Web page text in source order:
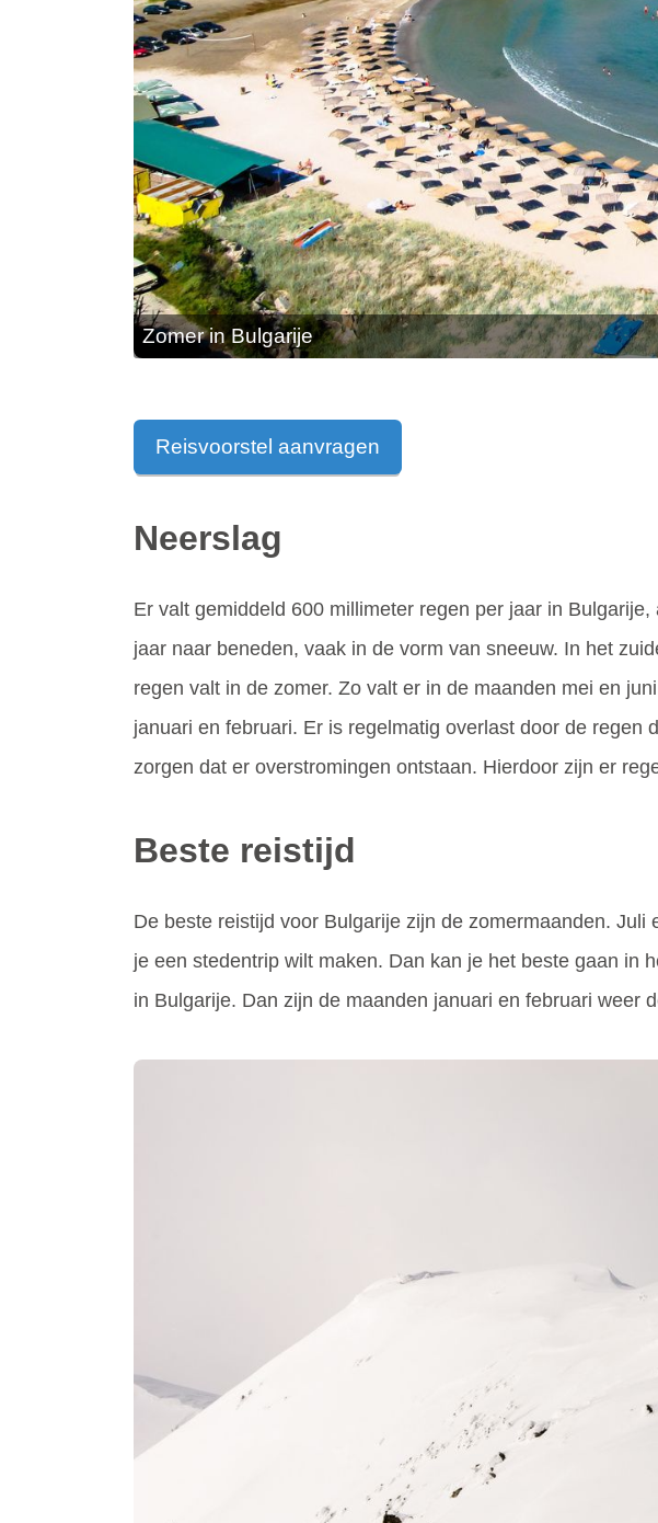
Zomer in Bulgarije
Reisvoorstel aanvragen
Neerslag
Er valt gemiddeld 600 millimeter regen per jaar in
jaar naar beneden, vaak in de vorm van sneeuw. In het
regen valt in de zomer. Zo valt er in de maanden mei en
januari en februari. Er is regelmatig overlast door de
zorgen dat er overstromingen ontstaan. Hierdoor zijn er
Beste reistijd
De beste reistijd voor Bulgarije zijn de zomermaanden.
je een stedentrip wilt maken. Dan kan je het beste gaan in
in Bulgarije. Dan zijn de maanden januari en februari weer